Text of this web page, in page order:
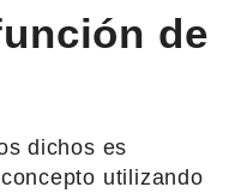
de
dichos es
utilizando